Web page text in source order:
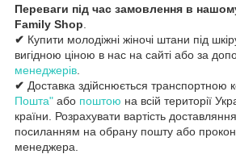
Переваги під час замовлення в
Family Shop
✔ Купити молодіжні жіночі штани під
вигідною ціною в нас на сайті або за
менеджерів
✔ Доставка здійснюється транспортною
Пошта" або поштою на всій території
країни. Розрахувати вартість
посиланням на обрану пошту або
менеджера.